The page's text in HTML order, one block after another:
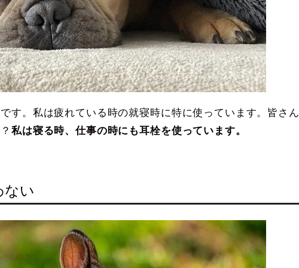
す。私は疲れている時の就寝時に特に使っています。皆さん
私は寝る時、仕事の時にも耳栓を使っています。
ない